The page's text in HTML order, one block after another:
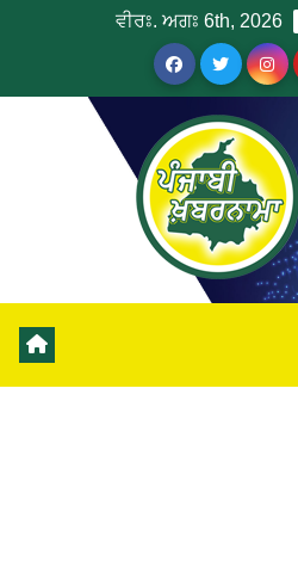
ਵੀਰਃ. ਅਗਃ 6th, 2026